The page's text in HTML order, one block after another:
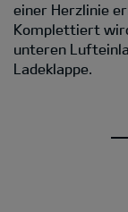
einer Herzlinie
Komplettiert
unteren
Ladeklappe.